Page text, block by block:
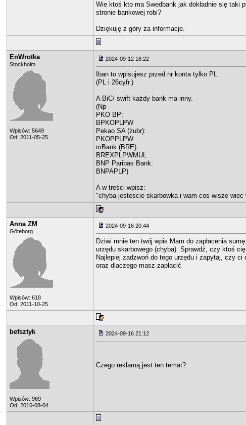
Wie ktoś kto ma Swedbank jak dokładnie się taki
stronie bankowej robi?
Dziękuję z góry za informacje.
EnWrotka
Stockholm
Wpisów: 5649
Od: 2011-05-25
2024-09-12 18:22
Iban to wpisujesz przed nr konta tylko PL.
(PL i 26cyfr.)
A BiC/ swift każdy bank ma inny.
(Np
PKO BP:
BPKOPLPW
Pekao SA (żubr):
PKOPPLPW
mBank (BRE):
BREXPLPWMUL
BNP Paribas Bank:
BNPAPLP)
A w treści wpisz:
"chyba jestescie skarbowka i wam cos wisze wiec
Anna ZM
Göteborg
Wpisów: 618
Od: 2011-10-25
2024-09-16 20:44
Dziwi mnie ten twój wpis Mam do zapłacenia
urzędu skarbowego (chyba). Sprawdź, czy ktoś
Najlepiej zadzwoń do tego urzędu i zapytaj, czy ci
oraz dlaczego masz zapłacić
befsztyk
Wpisów: 969
Od: 2016-08-04
2024-09-16 21:12
Czego reklamą jest ten temat?